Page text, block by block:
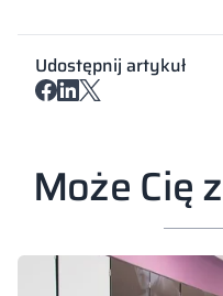
Udostępnij artykuł
Może Cię